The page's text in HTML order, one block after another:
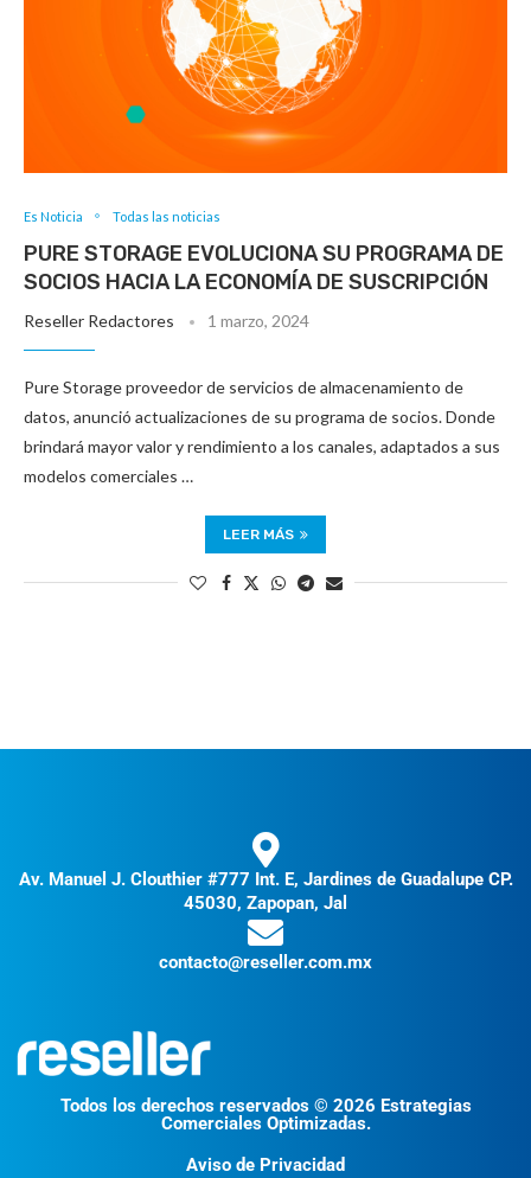
Es Noticia Todas las noticias
PURE STORAGE EVOLUCIONA SU PROGRAMA DE
SOCIOS HACIA LA ECONOMÍA DE SUSCRIPCIÓN
Reseller Redactores 1 marzo, 2024
Pure Storage proveedor de servicios de almacenamiento de
datos, anunció actualizaciones de su programa de socios. Donde
brindará mayor valor y rendimiento a los canales, adaptados a sus
modelos comerciales …
LEER MÁS
Av. Manuel J. Clouthier #777 Int. E, Jardines de Guadalupe CP.
45030, Zapopan, Jal
contacto@reseller.com.mx
Todos los derechos reservados © 2026 Estrategias
Comerciales Optimizadas.
Aviso de Privacidad